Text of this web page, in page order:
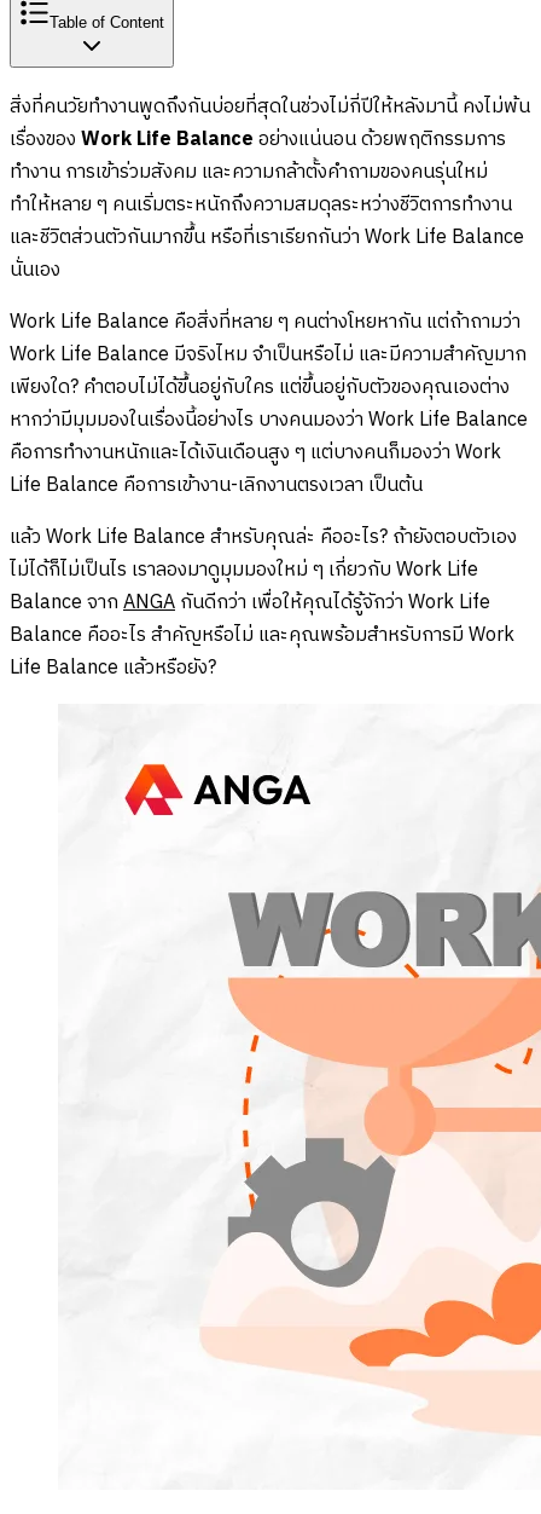
Table of Content
สิ่งที่คนวัยทำงานพูดถึงกันบ่อยที่สุดในช่วงไม่กี่ปีให้หลังมานี้ คงไม่พ้น
เรื่องของWork Life Balanceอย่างแน่นอน ด้วยพฤติกรรมการ
ทำงาน การเข้าร่วมสังคม และความกล้าตั้งคำถามของคนรุ่นใหม่
ทำให้หลาย ๆ คนเริ่มตระหนักถึงความสมดุลระหว่างชีวิตการทำงาน
และชีวิตส่วนตัวกันมากขึ้น หรือที่เราเรียกกันว่า Work Life Balance
นั่นเอง
Work Life Balance คือสิ่งที่หลาย ๆ คนต่างโหยหากัน แต่ถ้าถามว่า
Work Life Balance มีจริงไหม จำเป็นหรือไม่ และมีความสำคัญมาก
เพียงใด? คำตอบไม่ได้ขึ้นอยู่กับใคร แต่ขึ้นอยู่กับตัวของคุณเองต่าง
หากว่ามีมุมมองในเรื่องนี้อย่างไร บางคนมองว่า Work Life Balance
คือการทำงานหนักและได้เงินเดือนสูง ๆ แต่บางคนก็มองว่า Work
Life Balance คือการเข้างาน-เลิกงานตรงเวลา เป็นต้น
แล้ว Work Life Balance สำหรับคุณล่ะ คืออะไร? ถ้ายังตอบตัวเอง
ไม่ได้ก็ไม่เป็นไร เราลองมาดูมุมมองใหม่ ๆ เกี่ยวกับ Work Life
Balance จากANGAกันดีกว่า เพื่อให้คุณได้รู้จักว่า Work Life
Balance คืออะไร สำคัญหรือไม่ และคุณพร้อมสำหรับการมี Work
Life Balance แล้วหรือยัง?